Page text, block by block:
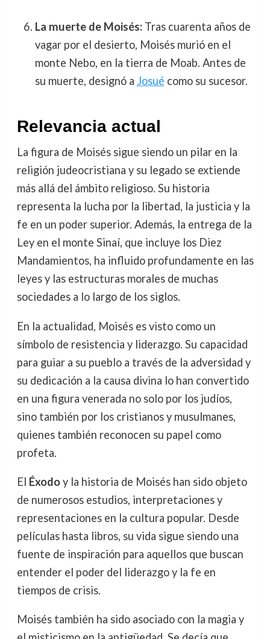
La muerte de Moisés:Tras cuarenta años de
vagar por el desierto, Moisés murió en el
monte Nebo, en la tierra de Moab. Antes de
su muerte, designó a Josué como su sucesor.
Relevancia actual
La figura de Moisés sigue siendo un pilar en la
religión judeocristiana y su legado se extiende
más allá del ámbito religioso. Su historia
representa la lucha por la libertad, la justicia y la
fe en un poder superior. Además, la entrega de la
Ley en el monte Sinaí, que incluye los Diez
Mandamientos, ha influido profundamente en las
leyes y las estructuras morales de muchas
sociedades a lo largo de los siglos.
En la actualidad, Moisés es visto como un
símbolo de resistencia y liderazgo. Su capacidad
para guiar a su pueblo a través de la adversidad y
su dedicación a la causa divina lo han convertido
en una figura venerada no solo por los judíos,
sino también por los cristianos y musulmanes,
quienes también reconocen su papel como
profeta.
El Éxodoy la historia de Moisés han sido objeto
de numerosos estudios, interpretaciones y
representaciones en la cultura popular. Desde
películas hasta libros, su vida sigue siendo una
fuente de inspiración para aquellos que buscan
entender el poder del liderazgo y la fe en
tiempos de crisis.
Moisés también ha sido asociado con la magia y